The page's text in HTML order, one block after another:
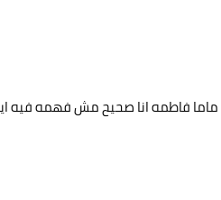
فاطمه انا صحيح مش فهمه فيه